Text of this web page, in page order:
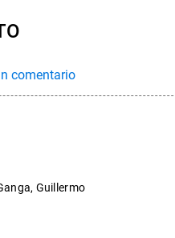
Guillermo